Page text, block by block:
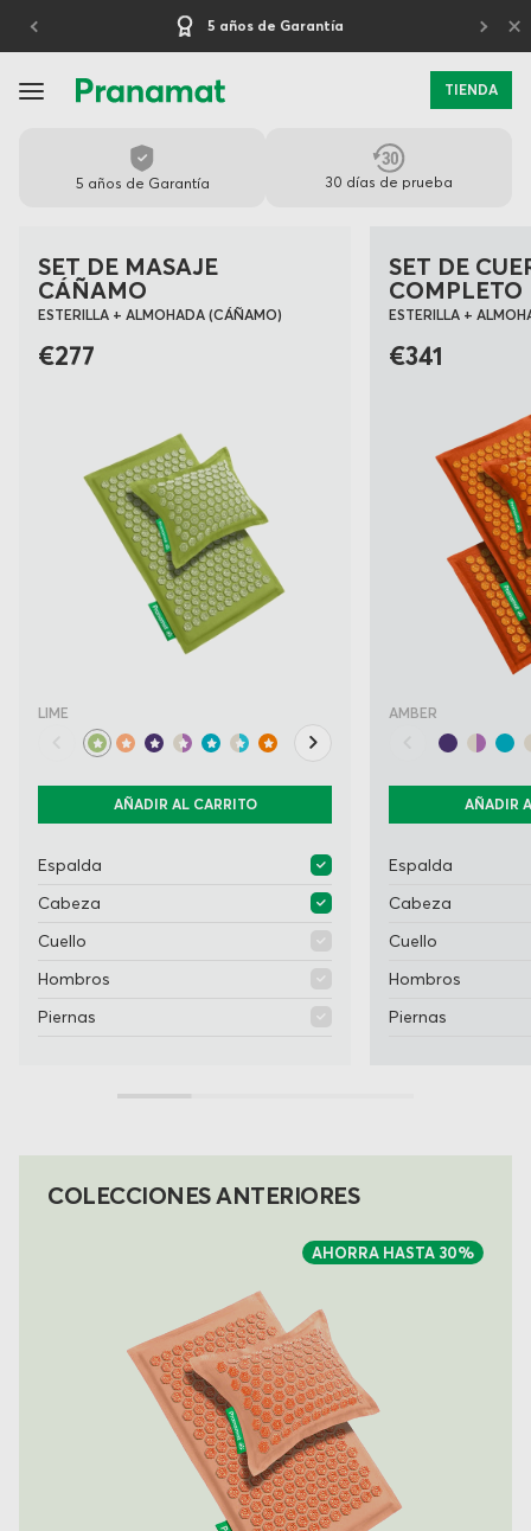
5 años de Garantía ×
TIENDA
PRANAMAT
DE
MASAJE
PREMIUM
RECUPERACIÓN
DIARIA
5 años de Garantía 30 días de prueba
SET DE MASAJE
CÁÑAMO
ESTERILLA + ALMOHADA (CÁÑAMO)
€277
LIME
AÑADIR AL CARRITO
Espalda
Cabeza
Cuello
Hombros
Piernas
SET DE
COMPLETO
ESTERILLA +
€341
AMBER
AÑADIR
Espalda
Cabeza
Cuello
Hombros
Piernas
COLECCIONES ANTERIORES
AHORRA HASTA 30%